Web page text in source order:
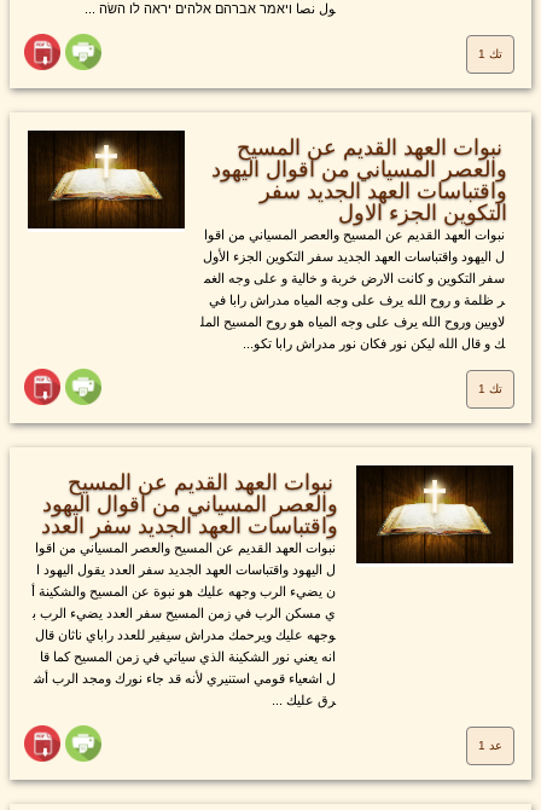
ول نصا ויאמר אברהם אלהים יראה לו השׂה ...
تك 1
نبوات العهد القديم عن المسيح
والعصر المسياني من اقوال اليهود
واقتباسات العهد الجديد سفر
التكوين الجزء الاول
نبوات العهد القديم عن المسيح والعصر المسياني من اقوا
ل اليهود واقتباسات العهد الجديد سفر التكوين الجزء الأول
سفر التكوين و كانت الارض خربة و خالية و على وجه الغم
ر ظلمة و روح الله يرف على وجه المياه مدراش رابا في
لاويين وروح الله يرف على وجه المياه هو روح المسيح المل
ك و قال الله ليكن نور فكان نور مدراش رابا تكو...
تك 1
نبوات العهد القديم عن المسيح
والعصر المسياني من اقوال اليهود
واقتباسات العهد الجديد سفر العدد
نبوات العهد القديم عن المسيح والعصر المسياني من اقوا
ل اليهود واقتباسات العهد الجديد سفر العدد يقول اليهود ا
ن يضيء الرب وجهه عليك هو نبوة عن المسيح والشكينة أ
ي مسكن الرب في زمن المسيح سفر العدد يضيء الرب ب
وجهه عليك ويرحمك مدراش سيفير للعدد راباي ناثان قال
انه يعني نور الشكينة الذي سياتي في زمن المسيح كما قا
ل اشعياء قومي استنيري لأنه قد جاء نورك ومجد الرب أش
رق عليك ...
عد 1